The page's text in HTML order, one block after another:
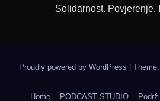
Solidarnost. Povjerenje.
Proudly powered by WordPress
Home PODCAST STUDIO